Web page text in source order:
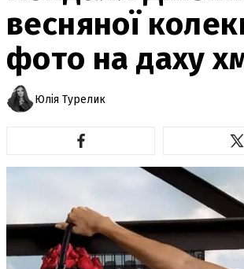
весняної
фото на даху
Юлія Турелик